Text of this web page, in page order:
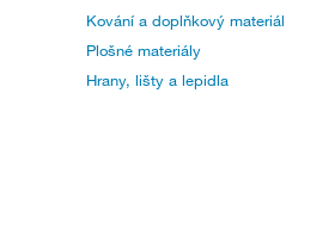
Kování a doplňkový materiál
Plošné materiály
Hrany, lišty a lepidla